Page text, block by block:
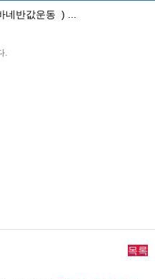
반값운동 ) ...
.
목록